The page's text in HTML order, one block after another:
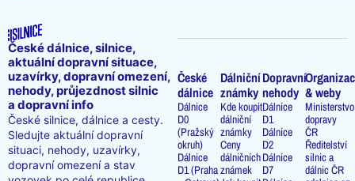
České dálnice, silnice,
aktuální dopravní situace,
uzavírky, dopravní omezení,
nehody, průjezdnost silnic
a dopravní info
České silnice, dálnice a cesty.
Sledujte aktuální dopravní
situaci, nehody, uzavírky,
dopravní omezení a stav
České
dálnice
Dálnice
D0
(Pražský
okruh)
Dálnice
D1 (Praha
Dálniční
známky
Kde koupit
dálniční
známky
Ceny
dálničních
známek
Dopravní
nehody
Dálnice
D1
Dálnice
D2
Dálnice
D7
& weby
Ministerstvo
dopravy
ČR
Ředitelství
silnic a
dálnic ČR